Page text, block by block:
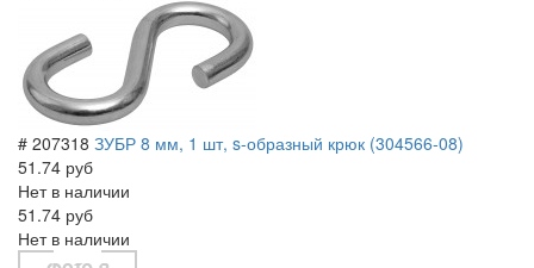
# 207318 ЗУБР 8 мм, 1 шт, s-образный крюк (304566-08)
51.74 руб
Нет в наличии
51.74 руб
Нет в наличии